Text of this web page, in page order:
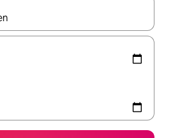
krmarite s puščičnima tipkama gor in